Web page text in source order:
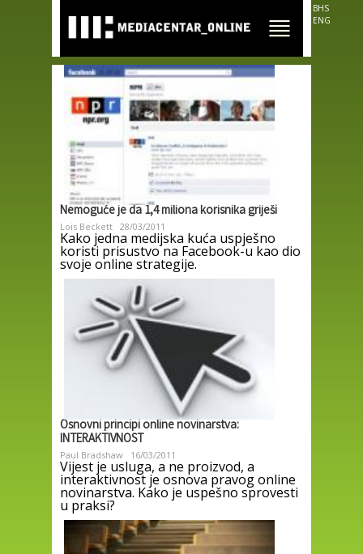
main
content
BHS
ENG
Nemoguće je da 1,4 miliona korisnika griješi
Lois Beckett 28/03/2011
Kako jedna medijska kuća uspješno
koristi prisustvo na Facebook-u kao dio
svoje online strategije.
Osnovni principi online novinarstva:
INTERAKTIVNOST
Paul Bradshaw 16/03/2011
Vijest je usluga, a ne proizvod, a
interaktivnost je osnova pravog online
novinarstva. Kako je uspešno sprovesti
u praksi?